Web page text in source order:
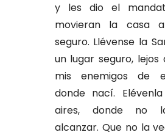
y les dio el
movieran la casa
seguro. Llévense la
un lugar seguro, lejos
mis enemigos de
donde nací.
aires, donde no
alcanzar. Que no la